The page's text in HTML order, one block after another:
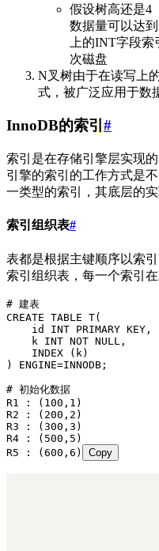
假设树高还是4
数据量可以达到
上的INT字段
次磁盘
N叉树由于在读写上
式，被广泛应用于数
InnoDB的索引 #
索引是在存储引擎层实现
引擎的索引的工作方式是
一类型的索引，其底层的
索引组织表#
表都是根据主键顺序以索
索引组织表，每一个索引
# 建表
CREATE TABLE T(
    id
INT PRIMARY KEY ,
    k
INT NOT NULL ,
    INDEX
(k)
) ENGINE=INNODB;
# 初始化数据
R1 : ( 100 , 1 )
R2 : ( 200 , 2 )
R3 : (300 , 3 )
R4 : ( 500 , 5 )
R5 : (600 , 6 ) Copy